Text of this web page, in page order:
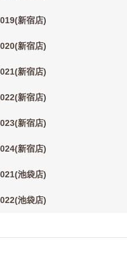
新宿店)
新宿店)
新宿店)
新宿店)
新宿店)
新宿店)
池袋店)
池袋店)